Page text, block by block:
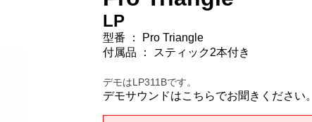
LP
型番 ： Pro Triangle
付属品 ： スティック2本付き
デモはLP311Bです。
デモサウンドはこちらでお聞きください。